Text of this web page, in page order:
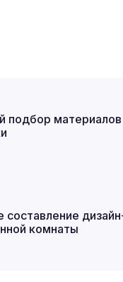
подбор материалов
составление
комнаты